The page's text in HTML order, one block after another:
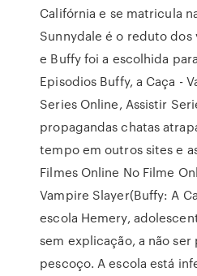
Califórnia e se matricula
Sunnydale é o reduto
e Buffy foi a escolhida
Episodios Buffy, a Caça -
Series Online, Assistir
propagandas chatas
tempo em outros sites e
Filmes Online No Filme
Vampire Slayer(Buffy: A
escola Hemery,
sem explicação, a não
pescoço. A escola está